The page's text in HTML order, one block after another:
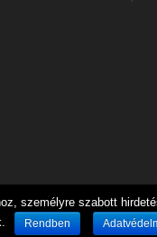
személyre szabott
Rendben